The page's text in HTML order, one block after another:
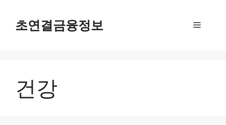
초연결금융정보 메
건강